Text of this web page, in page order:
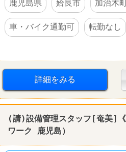
鹿児島県
姶良市 加治木
車・バイク通勤可 転勤なし
詳細をみる
(請)設備管理スタッフ[奄美]《
ワーク
鹿児島）